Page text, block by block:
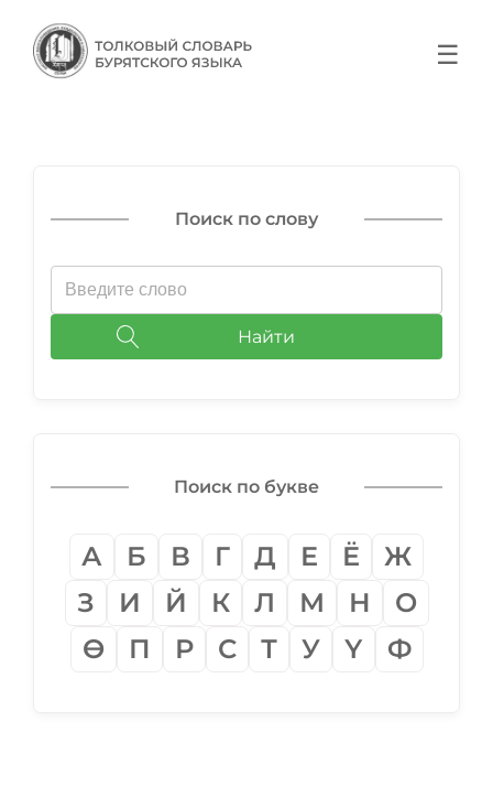
☰
Поиск по слову
Найти
Поиск по букве
А Б В Г Д Е Ё
Ж
З
И Й К Л М Н
О
Ѳ
П Р С Т У Ү Ф